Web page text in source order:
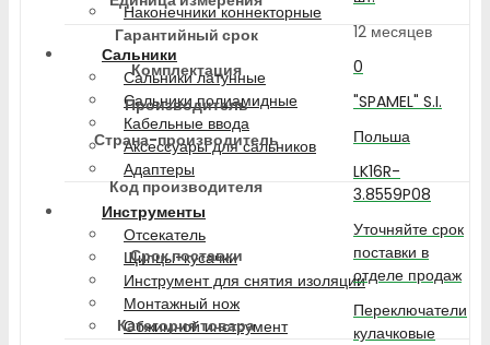
Наконечники коннекторные
Сальники
Сальники латунные
Сальники полиамидные
Кабельные ввода
Аксессуары для сальников
Адаптеры
Инструменты
Отсекатель
Щипцы-кусачки
Инструмент для снятия изоляции
Монтажный нож
Обжимной инструмент
Гарантийный срок
12 месяцев
Комплектация
0
Производитель
"SPAMEL" S.I.
Страна-производитель
Польша
Код производителя
LK16R-
3.8559P08
Срок поставки
Уточняйте срок
поставки в
отделе продаж
Категория товара
Переключатели
кулачковые